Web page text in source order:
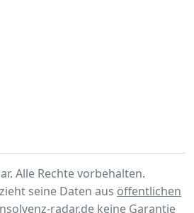
Alle Rechte vorbehalten.
seine Daten aus öffentlichen
radar.de keine Garantie